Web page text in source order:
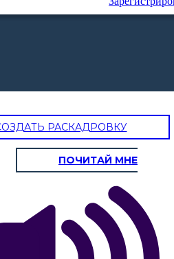
РАСКАДРОВКУ
ПОЧИТАЙ МНЕ